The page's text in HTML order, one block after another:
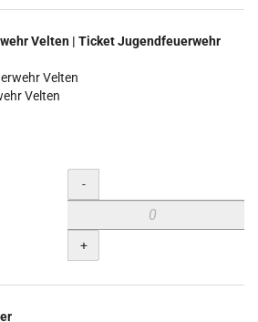
Velten | Ticket Jugendfeuerwehr
Velten
Velten
Menge
-
+